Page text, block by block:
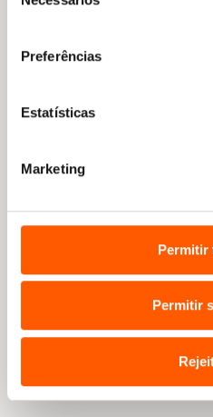
Preferências
Estatísticas
Marketing
Permitir
Permitir